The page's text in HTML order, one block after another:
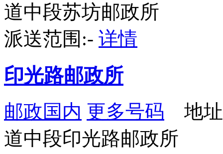
道中段苏坊邮政所
派送范围:- 详情
印光路邮政所
邮政国内 更多号码 地址
道中段印光路邮政所